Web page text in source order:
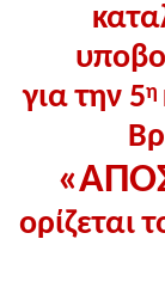
κα
για την 5η
ορίζεται